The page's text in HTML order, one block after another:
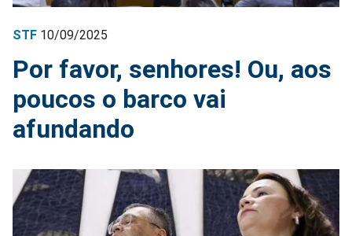
STF 10/09/2025
Por favor, senhores! Ou, aos
poucos o barco vai
afundando